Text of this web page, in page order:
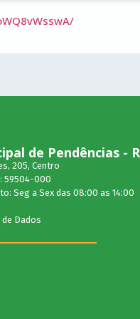
de Pendências -
205, Centro
59504-000
Seg a Sex das 08:00 as 14:00
Dados